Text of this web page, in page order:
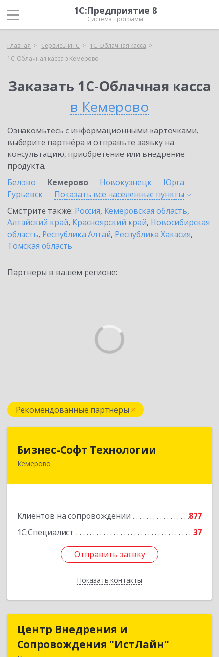
1С:Предприятие 8
Система программ
Главная Сервисы ИТС
1С-Облачная касса
1С-Облачная касса в Кемерово
Заказать 1С-Облачная касса
в Кемерово
Ознакомьтесь с информационными карточками,
выберите партнёра и отправьте заявку на
консультацию, приобретение или внедрение
продукта.
Белово
Кемерово Новокузнецк
Юрга
Гурьевск
Показать все населенные пункты
Смотрите также: Россия, Кемеровская область,
Алтайский край, Красноярский край, Новосибирская
область, Республика Алтай, Республика Хакасия,
Томская область
Партнеры в вашем регионе:
Рекомендованные партнеры
Бизнес-Софт Технологии
Кемерово
Клиентов на сопровождении
877
1С:Специалист
37
Отправить заявку
Показать контакты
Бизнес-Софт Технологии
650992, Кемеровская область - Кузбасс обл,
Отправить заявку
Назад
Центр Внедрения и
Сопровождения "ИстЛайн"
Центр Внедрения и
Сопровождения "ИстЛайн"